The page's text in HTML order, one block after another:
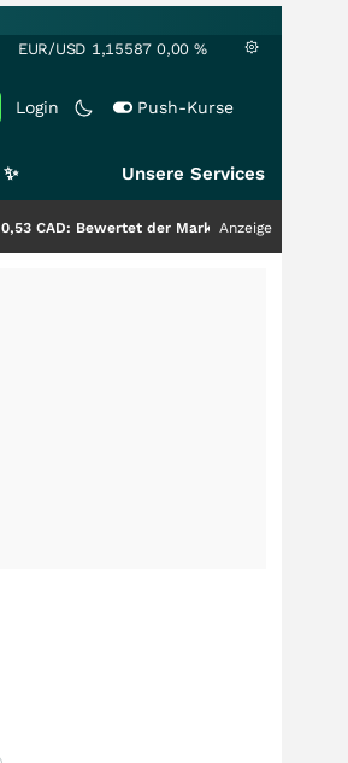
EUR/USD 1,15587 0,00 %
Login Push-Kurse
Unsere Services
der Markt noch immer nur die Hälfte
Anzeige